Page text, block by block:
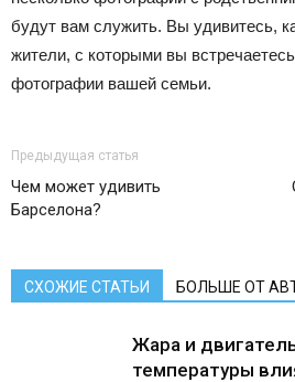
будут вам служить. Вы удивитесь,
жители, с которыми вы
фотографии вашей семьи.
Предыдущая статья
Чем может удивить
Барселона?
СХОЖИЕ СТАТЬИ БОЛЬШЕ ОТ
Жара и
температуры